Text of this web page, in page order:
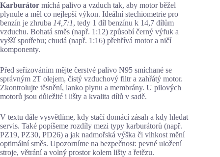
Karburátor míchá palivo a vzduch tak, aby motor běžel
plynule a měl co nejlepší výkon. Ideální stechiometrie pro
benzín je zhruba 14,7:1, tedy 1 díl benzínu k 14,7 dílům
vzduchu. Bohatá směs (např. 1:12) způsobí černý výfuk a
vyšší spotřebu; chudá (např. 1:16) přehřívá motor a ničí
komponenty.
Před seřizováním mějte čerstvé palivo N95 smíchané se
správným 2T olejem, čistý vzduchový filtr a zahřátý motor.
Zkontrolujte těsnění, lanko plynu a membrány. U pilových
motorů jsou důležité i lišty a kvalita dílů v sadě.
V textu dále vysvětlíme, kdy stačí domácí zásah a kdy hledat
servis. Také popíšeme rozdíly mezi typy karburátorů (např.
PZ19, PZ30, PD26) a jak nadmořská výška či vlhkost mění
optimální směs. Upozorníme na bezpečnost: pevné uložení
stroje, větrání a volný prostor kolem lišty a řetězu.